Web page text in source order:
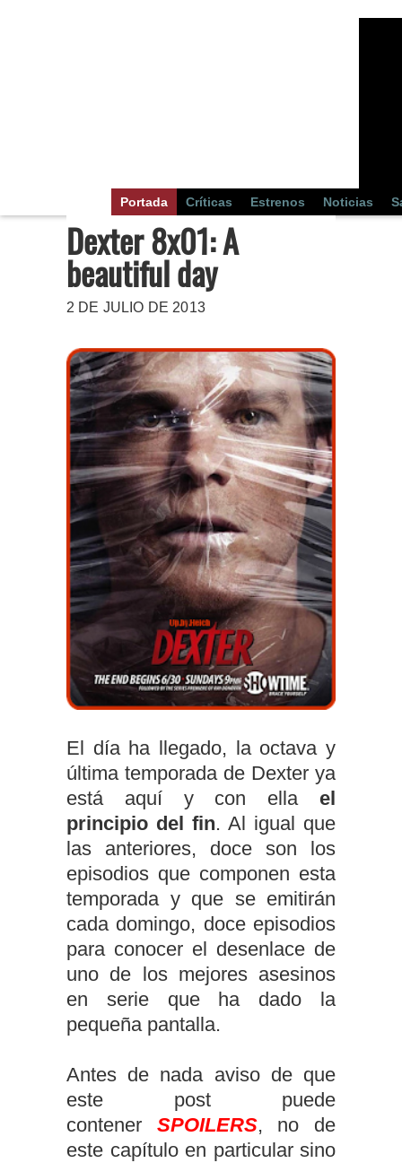
Portada Críticas Estrenos Noticias
Dexter 8x01: A
beautiful day
2 DE JULIO DE 2013
El día ha llegado, la octava y
última temporada de Dexter ya
está aquí y con ella el
principio del fin. Al igual que
las anteriores, doce son los
episodios que componen esta
temporada y que se emitirán
cada domingo, doce episodios
para conocer el desenlace de
uno de los mejores asesinos
en serie que ha dado la
pequeña pantalla.
Antes de nada aviso de que
este post puede
contener SPOILERS, no de
este capítulo en particular sino